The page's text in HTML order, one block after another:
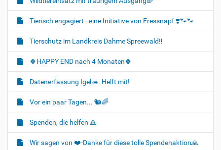
Tierisch engagiert - eine Initiative von Fressnapf ❣️🐾🐾
Tierschutz im Landkreis Dahme Spreewald‼️
🍀HAPPY END nach 4 Monaten🍀
Datenerfassung Igel🦔. Helft mit!
Vor ein paar Tagen... 🐿🌈
Spenden, die helfen 🙏
Wir sagen von ❤️-Danke für diese tolle Spendenaktion🙏